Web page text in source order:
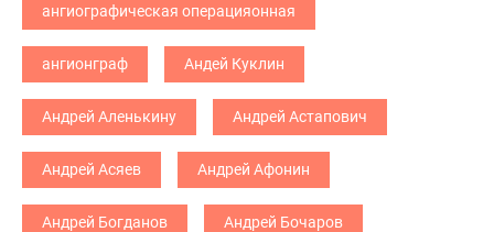
ангиографическая операцияонная
ангионграф Андей Куклин
Андрей Аленькину Андрей Астапович
Андрей Асяев Андрей Афонин
Андрей Богданов Андрей Бочаров